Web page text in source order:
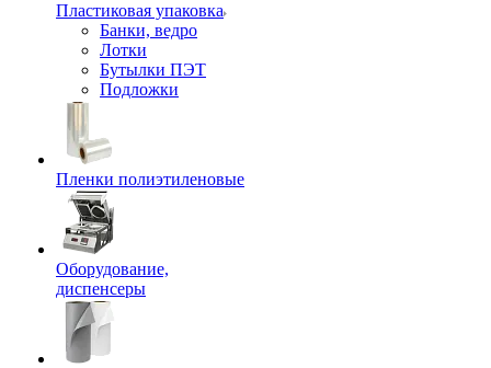
Пластиковая упаковка
Банки, ведро
Лотки
Бутылки ПЭТ
Подложки
Пленки полиэтиленовые
Оборудование,
диспенсеры